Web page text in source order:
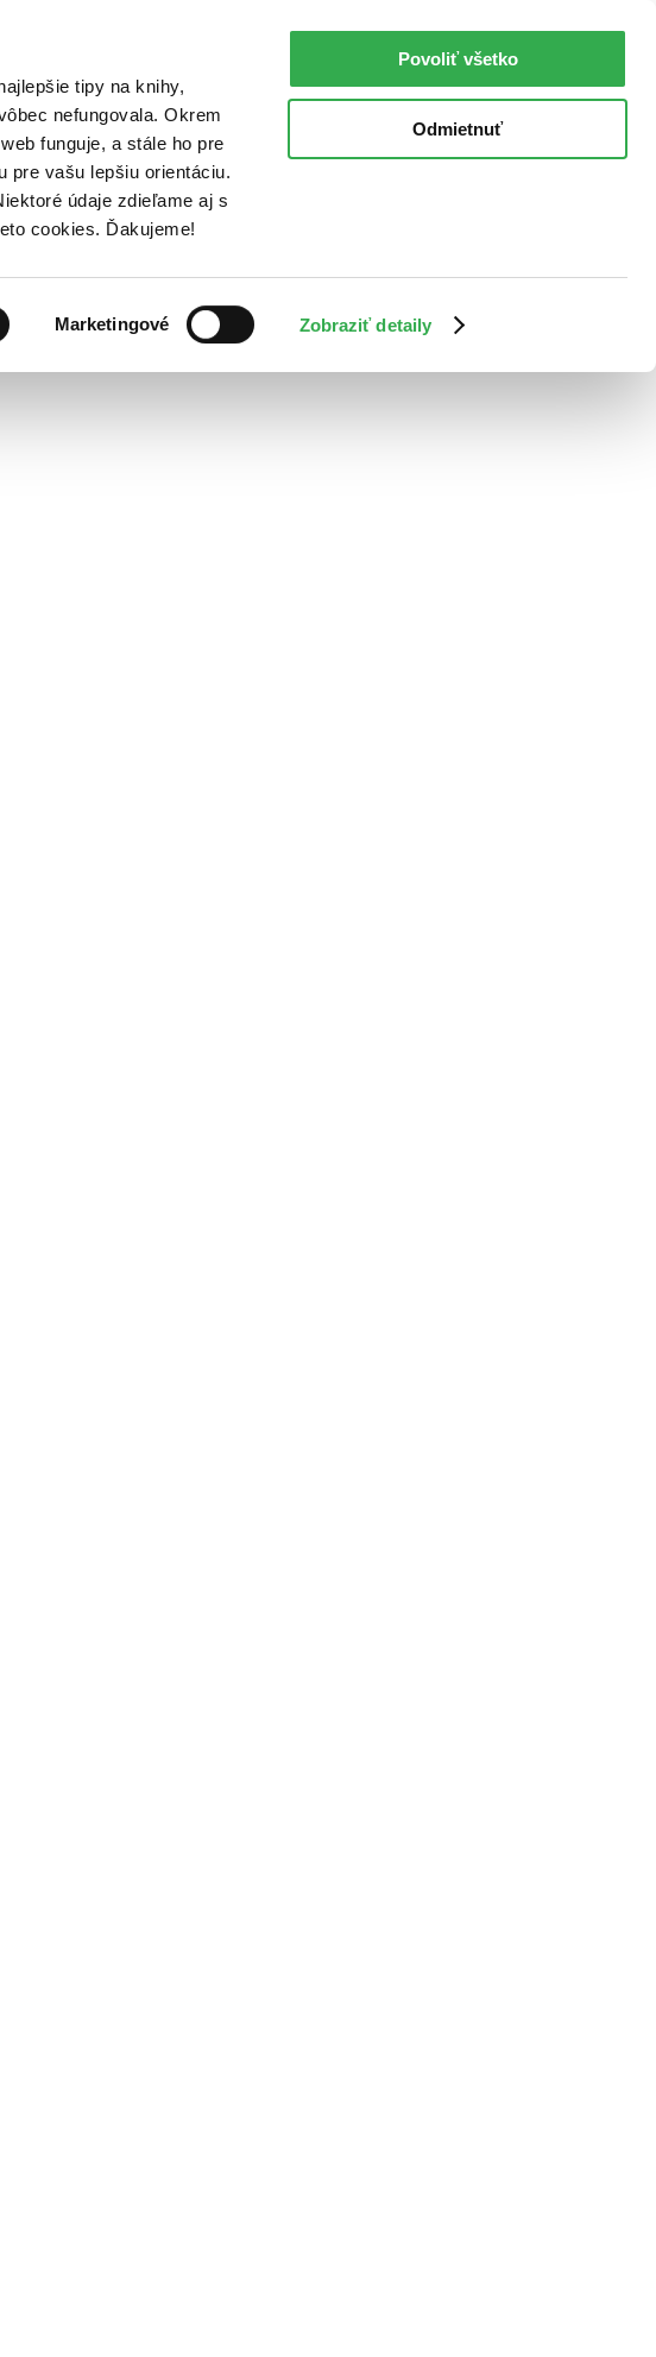
tipy na knihy,
nefungovala. Okrem
funguje, a stále ho pre
pre vašu lepšiu orientáciu.
údaje zdieľame aj s
cookies. Ďakujeme!
Marketingové Zobraziť detaily
Povoliť všetko
Odmietnuť